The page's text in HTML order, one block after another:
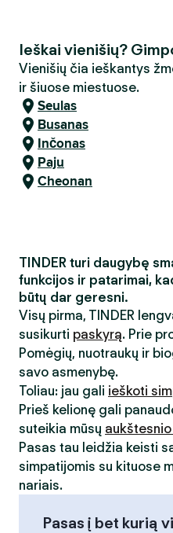
Ieškai vienišių?
Vienišių čia ieškantys
ir šiuose miestuose.
Seulas
Busanas
Inčonas
Paju
Cheonan
TINDER turi daugybę
funkcijos ir patarimai,
būtų dar geresni.
Visų pirma, TINDER
susikurti paskyrą. Prie
Pomėgių, nuotraukų ir
savo asmenybę.
Toliau: jau gali ieškoti
Prieš kelionę gali
suteikia mūsų
Pasas tau leidžia keisti
simpatijomis su kituose
nariais.
Pasas į bet kurią